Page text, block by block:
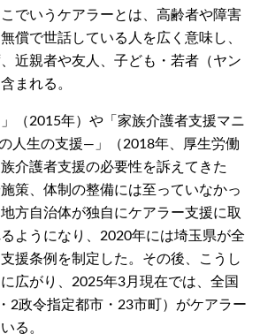
でいうケアラーとは、高齢者や障害
償で世話している人を広く意味し、
近親者や友人、子ども・若者（ヤン
まれる。
（2015年）や「家族介護者支援マニ
人生の支援―」（2018年、厚生労働
介護者支援の必要性を訴えてきた
策、体制の整備には至っていなかっ
方自治体が独自にケアラー支援に取
ようになり、2020年には埼玉県が全
援条例を制定した。その後、こうし
広がり、2025年3月現在では、全国
2政令指定都市・23市町）がケアラー
る。